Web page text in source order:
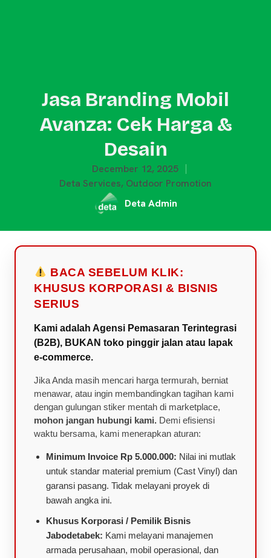
Jasa Branding Mobil
Avanza: Cek Harga &
Desain
December 12, 2025
Deta Services, Outdoor Promotion
Deta Admin
BACA SEBELUM KLIK:
KHUSUS KORPORASI & BISNIS
SERIUS
Kami adalah Agensi Pemasaran Terintegrasi
(B2B), BUKAN toko pinggir jalan atau lapak
e-commerce.
Jika Anda masih mencari harga termurah, berniat
menawar, atau ingin membandingkan tagihan kami
dengan gulungan stiker mentah di marketplace,
mohon jangan hubungi kami. Demi efisiensi
waktu bersama, kami menerapkan aturan:
Minimum Invoice Rp 5.000.000: Nilai ini mutlak
untuk standar material premium (Cast Vinyl) dan
garansi pasang. Tidak melayani proyek di
bawah angka ini.
Khusus Korporasi / Pemilik Bisnis
Jabodetabek: Kami melayani manajemen
armada perusahaan, mobil operasional, dan